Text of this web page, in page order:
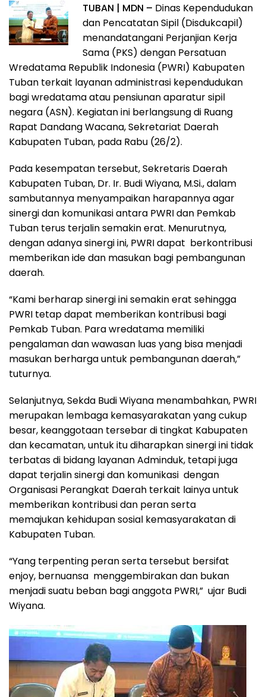
TUBAN | MDN – Dinas Kependudukan
dan Pencatatan Sipil (Disdukcapil)
menandatangani Perjanjian Kerja
Sama (PKS) dengan Persatuan
Wredatama Republik Indonesia (PWRI) Kabupaten
Tuban terkait layanan administrasi kependudukan
bagi wredatama atau pensiunan aparatur sipil
negara (ASN). Kegiatan ini berlangsung di Ruang
Rapat Dandang Wacana, Sekretariat Daerah
Kabupaten Tuban, pada Rabu (26/2).
Pada kesempatan tersebut, Sekretaris Daerah
Kabupaten Tuban, Dr. Ir. Budi Wiyana, M.Si., dalam
sambutannya menyampaikan harapannya agar
sinergi dan komunikasi antara PWRI dan Pemkab
Tuban terus terjalin semakin erat. Menurutnya,
dengan adanya sinergi ini, PWRI dapat berkontribusi
memberikan ide dan masukan bagi pembangunan
daerah.
“Kami berharap sinergi ini semakin erat sehingga
PWRI tetap dapat memberikan kontribusi bagi
Pemkab Tuban. Para wredatama memiliki
pengalaman dan wawasan luas yang bisa menjadi
masukan berharga untuk pembangunan daerah,”
tuturnya.
Selanjutnya, Sekda Budi Wiyana menambahkan, PWRI
merupakan lembaga kemasyarakatan yang cukup
besar, keanggotaan tersebar di tingkat Kabupaten
dan kecamatan, untuk itu diharapkan sinergi ini tidak
terbatas di bidang layanan Adminduk, tetapi juga
dapat terjalin sinergi dan komunikasi dengan
Organisasi Perangkat Daerah terkait lainya untuk
memberikan kontribusi dan peran serta
memajukan kehidupan sosial kemasyarakatan di
Kabupaten Tuban.
“Yang terpenting peran serta tersebut bersifat
enjoy, bernuansa menggembirakan dan bukan
menjadi suatu beban bagi anggota PWRI,” ujar Budi
Wiyana.